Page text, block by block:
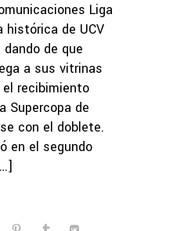
Liga
histórica de UCV
de que
a sus vitrinas
el recibimiento
Supercopa de
con el doblete.
en el segundo